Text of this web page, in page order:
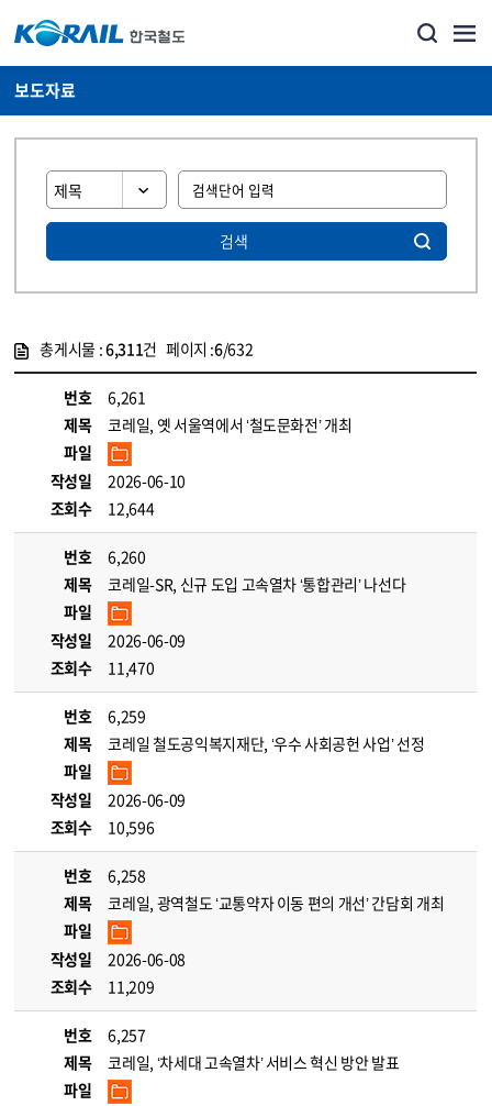
보도자료
검색
총게시물 :6,311건 페이지 :6/632
번호
6,261
제목
코레일, 옛 서울역에서 ‘철도문화전’ 개최
파일
작성일
2026-06-10
조회수
12,644
번호
6,260
제목
코레일-SR, 신규 도입 고속열차 ‘통합관리’ 나선다
파일
작성일
2026-06-09
조회수
11,470
번호
6,259
제목
코레일 철도공익복지재단, ‘우수 사회공헌 사업’ 선정
파일
작성일
2026-06-09
조회수
10,596
번호
6,258
제목
코레일, 광역철도 ‘교통약자 이동 편의 개선’ 간담회 개최
파일
작성일
2026-06-08
조회수
11,209
번호
6,257
제목
코레일, ‘차세대 고속열차’ 서비스 혁신 방안 발표
파일